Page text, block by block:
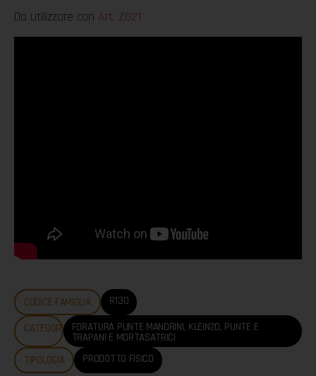
Da utilizzare con Art. Z021
CODICE FAMIGLIA R130
CATEGORIE FORATURA PUNTE MANDRINI, KLEIN20, PUNTE E
TRAPANI E MORTASATRICI
TIPOLOGIA
PRODOTTO FISICO